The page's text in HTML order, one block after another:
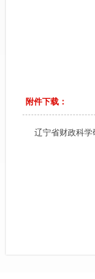
附件下载：
辽宁省财政科学